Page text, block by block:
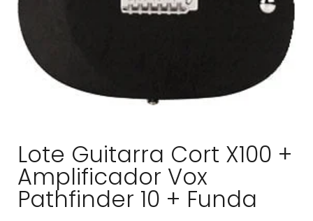
Lote Guitarra Cort X100 +
Amplificador Vox
Pathfinder 10 + Funda